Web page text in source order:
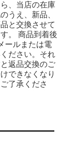
、当店の在庫
うえ、新品、
と交換させて
。 商品到着後
ールまたは電
ださい。それ
返品交換のご
できなくなり
了承くださ